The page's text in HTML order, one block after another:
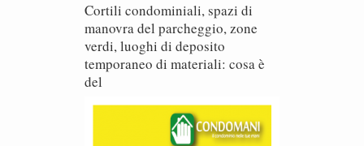
Cortili condominiali, spazi di
manovra del parcheggio, zone
verdi, luoghi di deposito
temporaneo di materiali: cosa è
del